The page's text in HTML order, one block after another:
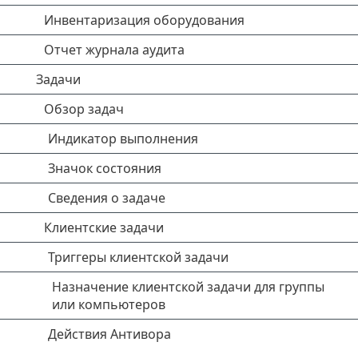
Инвентаризация оборудования
Отчет журнала аудита
Задачи
Обзор задач
Индикатор выполнения
Значок состояния
Сведения о задаче
Клиентские задачи
Триггеры клиентской задачи
Назначение клиентской задачи для группы
или компьютеров
Действия Антивора